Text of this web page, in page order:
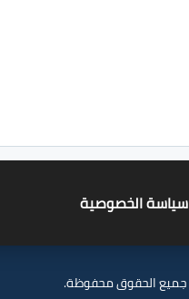
سياسة الخصوصية